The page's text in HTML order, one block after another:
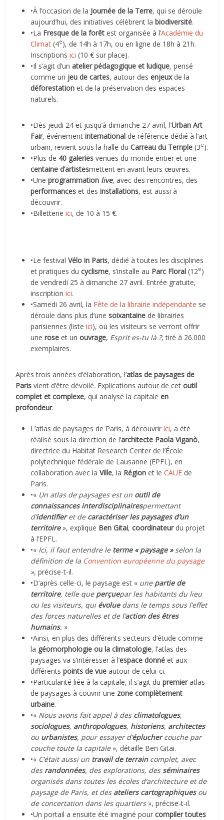
•À l’occasion de la Journée de la Terre, qui se déroule
aujourd’hui, des initiatives célèbrent labiodiversité.
•La Fresque de la forêtest organisée à l’Académie du
Climat(4e), de 14h à 17h, ou en ligne de 18h à 21h.
Inscriptionsici (10 € sur place).
•Il s’agit d’unatelier pédagogique et ludique, pensé
comme un jeu de cartes, autour des enjeux de la
déforestationet de la préservation des espaces
naturels.
•Dès jeudi 24 et jusqu’à dimanche 27 avril, l’Urban Art
Fair, événementinternational de référence dédié à l’art
urbain, revient sous la halle duCarreau du Temple (3e).
•Plus de 40 galeries venues du monde entier et une
centaine d’artistesmettent en avant leurs œuvres.
•Uneprogrammation live, avec des rencontres, des
performanceset desinstallations, est aussi à
découvrir.
•Billetterieici, de 10 à 15 €.
•Le festivalVélo in Paris, dédié à toutes les disciplines
et pratiques ducyclisme, s’installe au Parc Floral (12e)
de vendredi 25 à dimanche 27 avril. Entrée gratuite,
inscriptionici.
•Samedi 26 avril, la Fête de la librairie indépendante se
déroule dans plus d’unesoixantaine de librairies
parisiennes (listeici), où les visiteurs se verront offrir
unerose et unouvrage, Esprit es-tu là ?, tiré à 26.000
exemplaires.
Après trois années d’élaboration, l’atlas de paysages de
Paris vient d’être dévoilé. Explications autour de cetoutil
complet et complexe, qui analyse la capitaleen
profondeur.
L’atlas de paysages de Paris, à découvririci, a été
réalisé sous la direction de l’architecte Paola Viganò,
directrice du Habitat Research Center de l’École
polytechnique fédérale de Lausanne (EPFL), en
collaboration avec laVille, la Région et leCAUE de
Paris.
•« Un atlas de paysages est un outil de
connaissances interdisciplinairespermettant
d’identifieret de caractériser les paysages d’un
territoire », explique Ben Gitai,coordinateur du projet
à l’EPFL.
•« Ici, il faut entendre le terme « paysage » selon la
définition de la Convention européenne du paysage
», précise-t-il.
•D’après celle-ci, le paysage est « une partie de
territoire, telle que perçuepar les habitants du lieu
ou les visiteurs, qui évoluedans le temps sous l’effet
des forces naturelles et de l’action des êtres
humains. »
•Ainsi, en plus des différents secteurs d’étude comme
la géomorphologie ou la climatologie, l’atlas des
paysages va s’intéresser à l’espace donnéet aux
différentspoints de vue autour de celui-ci.
•Particularité liée à la capitale, il s’agit dupremieratlas
de paysages à couvrir une zone complètement
urbaine.
•« Nous avons fait appel à des climatologues,
sociologues, anthropologues, historiens, architectes
ou urbanistes, pour essayer d’épluchercouche par
couche toute la capitale», détaille Ben Gitai.
•« C’était aussi un travail de terraincomplet, avec
desrandonnées, des explorations, des séminaires
organisés dans toutes les écoles d’architecture et de
paysage de Paris, et des ateliers cartographiquesou
de concertation dans les quartiers », précise-t-il.
•Un portail a ensuite été imaginé pourcompiler toutes